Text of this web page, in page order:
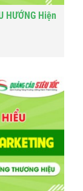
HƯỚNG Hiện